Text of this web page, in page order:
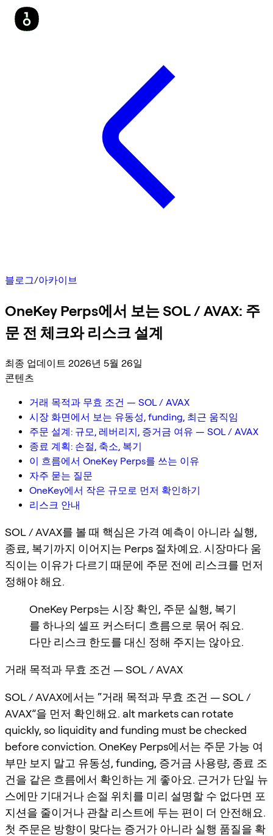
블로그/아카이브
OneKey Perps에서 보는 SOL / AVAX: 주
문 전 체크와 리스크 설계
최종 업데이트 2026년 5월 26일
콘텐츠
거래 목적과 무효 조건 — SOL / AVAX
시장 화면에서 보는 유동성, funding, 최근 움직임
주문 설계: 규모, 레버리지, 증거금 여유 — SOL / AVAX
종료 계획: 손절, 축소, 복기
이 흐름에서 OneKey Perps를 쓰는 이유
자주 묻는 질문
OneKey에서 작은 규모로 먼저 확인하기
리스크 안내
SOL / AVAX를 볼 때 핵심은 가격 예측이 아니라 실행,
종료, 복기까지 이어지는 Perps 절차예요. 시장마다 움
직이는 이유가 다르기 때문에 주문 전에 리스크를 먼저
정해야 해요.
OneKey Perps는 시장 확인, 주문 실행, 복기
를 하나의 셀프 커스터디 흐름으로 묶어 줘요.
다만 리스크 한도를 대신 정해 주지는 않아요.
거래 목적과 무효 조건 — SOL / AVAX
SOL / AVAX에서는 “거래 목적과 무효 조건 — SOL /
AVAX”을 먼저 확인해요. alt markets can rotate
quickly, so liquidity and funding must be checked
before conviction. OneKey Perps에서는 주문 가능 여
부만 보지 말고 유동성, funding, 증거금 사용량, 종료 조
건을 같은 흐름에서 확인하는 게 좋아요. 근거가 단일 뉴
스에만 기대거나 손절 위치를 미리 설명할 수 없다면 포
지션을 줄이거나 관찰 리스트에 두는 편이 더 안전해요.
첫 주문은 방향이 맞다는 증거가 아니라 실행 품질을 확